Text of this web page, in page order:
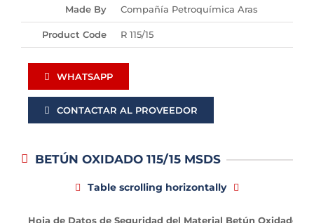
Made By Compañía Petroquímica Aras
Product Code R 115/15
WHATSAPP
CONTACTAR AL PROVEEDOR
BETÚN OXIDADO 115/15 MSDS
Table scrolling horizontally
Hoja de Datos de Seguridad del Material Betún Oxidado